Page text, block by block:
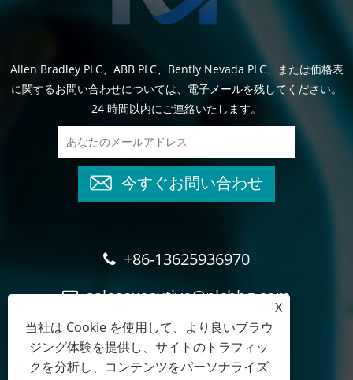
Allen Bradley PLC、ABB PLC、Bently Nevada PLC、または価格表
に関するお問い合わせについては、電子メールを残してください。
24 時間以内にご連絡いたします。
今すぐお問い合わせ
+86-13625936970
salesexecutive@plchhg.com
17350282163
X
当社は Cookie を使用して、より良いブラウ
ジング体験を提供し、サイトのトラフィッ
クを分析し、コンテンツをパーソナライズ